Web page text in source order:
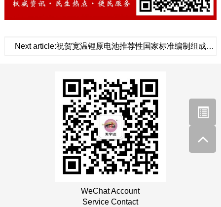
Next article:祝贺宽温锂原电池推荐性国家标准编制组成立圆满成功
WeChat Account
Service Contact